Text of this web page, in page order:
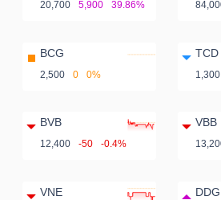
20,700 5,900 39.86%
BCG
2,500 0 0%
TCD
1,300
BVB
12,400 -50 -0.4%
VBB
VNE DDG